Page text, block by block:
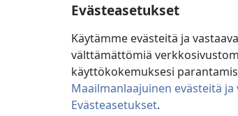
Evästeasetukset
Käytämme evästeitä ja
välttämättömiä
käyttökokemuksesi
Maailmanlaajuinen evästeitä
Evästeasetukset.